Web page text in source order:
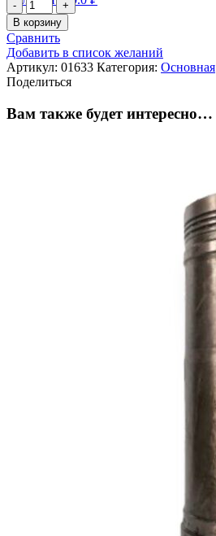
товара
фильтр
Э-114
В корзину
Сравнить
Добавить в список желаний
Артикул: 01633 Категория: Основная
Поделиться
Вам также будет интересно…